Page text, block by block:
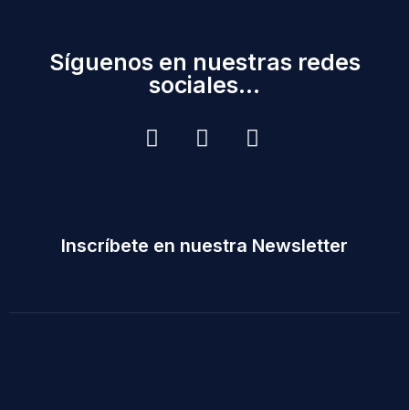
Síguenos en nuestras redes
sociales...
Inscríbete en nuestra Newsletter